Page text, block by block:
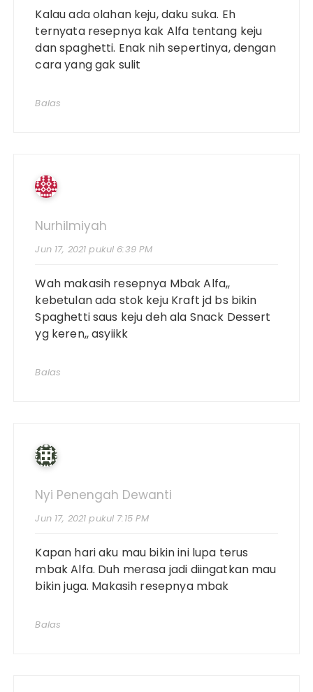
Kalau ada olahan keju, daku suka. Eh
ternyata resepnya kak Alfa tentang keju
dan spaghetti. Enak nih sepertinya, dengan
cara yang gak sulit
Balas
Nurhilmiyah
Jun 17, 2021 pukul 6:39 PM
Wah makasih resepnya Mbak Alfa,,
kebetulan ada stok keju Kraft jd bs bikin
Spaghetti saus keju deh ala Snack Dessert
yg keren,, asyiikk
Balas
Nyi Penengah Dewanti
Jun 17, 2021 pukul 7:15 PM
Kapan hari aku mau bikin ini lupa terus
mbak Alfa. Duh merasa jadi diingatkan mau
bikin juga. Makasih resepnya mbak
Balas